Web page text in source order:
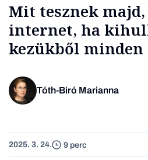
Mit tesznek
internet, ha
kezükből minden
Tóth-Biró Marianna
2025. 3. 24. 9 perc